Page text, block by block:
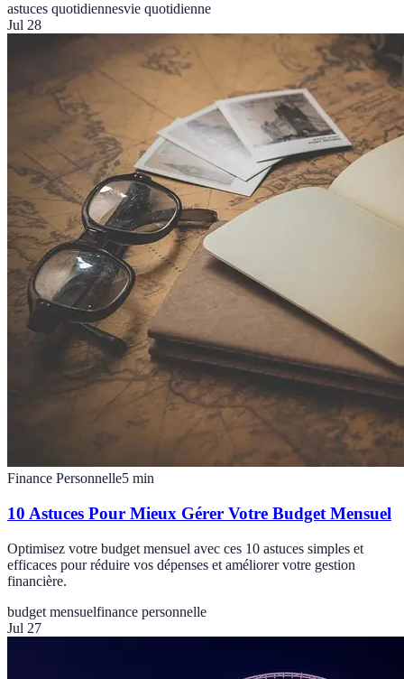
astuces quotidiennesvie quotidienne
Jul 28
Finance Personnelle5 min
10 Astuces Pour Mieux Gérer Votre Budget Mensuel
Optimisez votre budget mensuel avec ces 10 astuces simples et
efficaces pour réduire vos dépenses et améliorer votre gestion
financière.
budget mensuelfinance personnelle
Jul 27